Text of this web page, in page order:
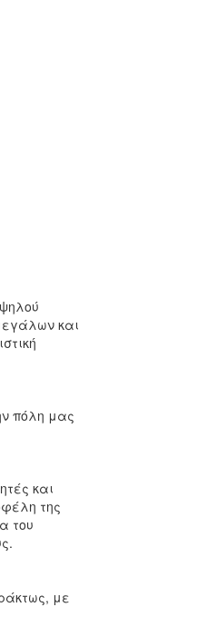
και
πόλη μας
και
της
του
με